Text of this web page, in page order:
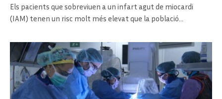
Els pacients que sobreviuen a un infart agut de miocardi
(IAM) tenen un risc molt més elevat que la població…